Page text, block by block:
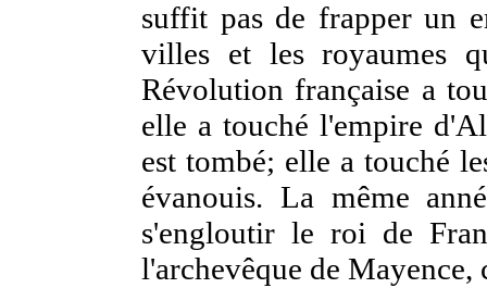
suffit pas de frapper un
villes et les royaumes
Révolution française a
elle a touché l'empire
est tombé; elle a touché
évanouis. La même
s'engloutir le roi de
l'archevêque de Mayence,